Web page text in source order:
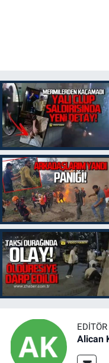
Alican